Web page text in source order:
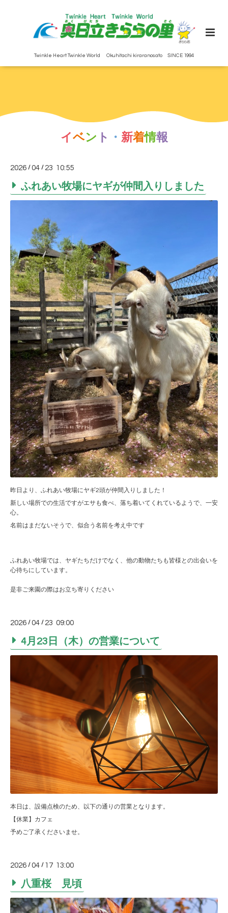
Twinkle Heart Twinkle World Okuhitachi kiraranosato SINCE 1994
イ ベン ト ・ 新着情報
2026 /04 / 23 10:55
ふれあい牧場にヤギが仲間入りしました
昨日より、ふれあい牧場にヤギ2頭が仲間入りしました！
新しい場所での生活ですがエサも食べ、落ち着いてくれているようで、一安
心。
名前はまだないそうで、似合う名前を考え中です
ふれあい牧場では、ヤギたちだけでなく、他の動物たちも皆様との出会いを
心待ちにしています。
是非ご来園の際はお立ち寄りください
2026 /04 / 23 09:00
4月23日（木）の営業について
本日は、設備点検のため、以下の通りの営業となります。
【休業】カフェ
予めご了承くださいませ。
2026 /04 / 17 13:00
八重桜 見頃